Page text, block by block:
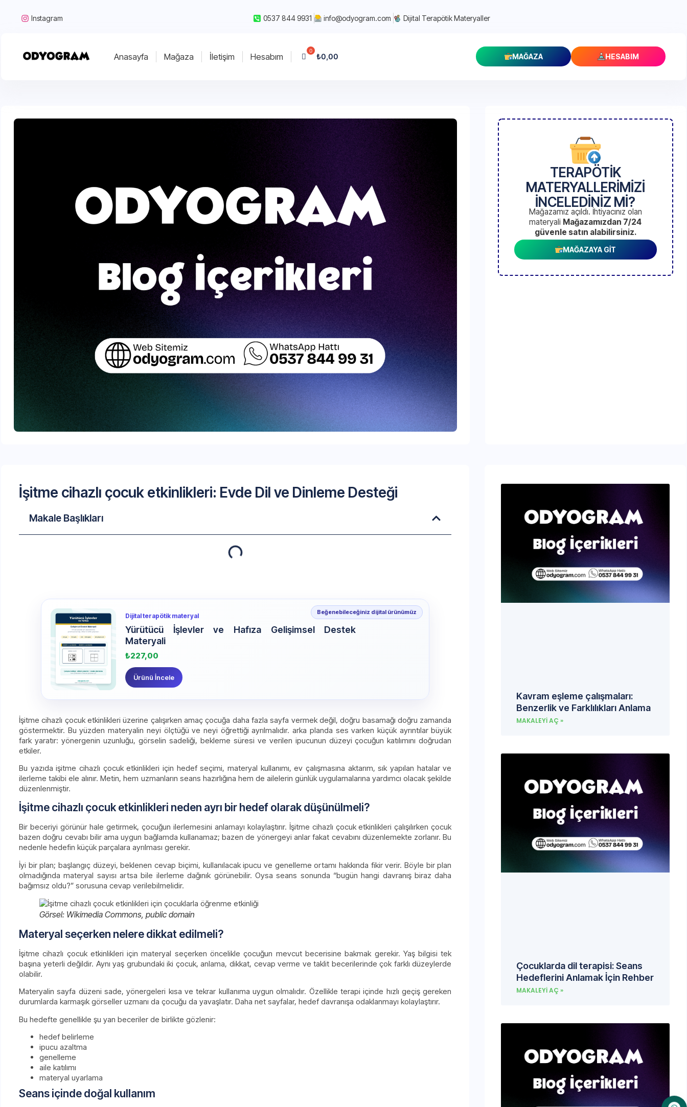
Instagram 0537 844 9931 info@odyogram.com Dijital Terapötik Materyaller
Anasayfa Mağaza İletişim Hesabım ₺0,00 MAĞAZA HESABIM
TERAPÖTİK
MATERYALLERİMİZİ
İNCELEDİNİZ Mİ?
Mağazamız açıldı. İhtiyacınız olan
materyali Mağazamızdan 7/24
güvenle satın alabilirsiniz.
MAĞAZAYA GİT
İşitme cihazlı çocuk etkinlikleri: Evde Dil ve Dinleme Desteği
Makale Başlıkları
Beğenebileceğiniz dijital ürünümüz
Dijital terapötik materyal
Yürütücü İşlevler ve Hafıza Gelişimsel Destek
Materyali
₺227,00
Ürünü İncele
İşitme cihazlı çocuk etkinlikleri üzerine çalışırken amaç çocuğa daha fazla sayfa vermek değil, doğru basamağı doğru zamanda
göstermektir. Bu yüzden materyalin neyi ölçtüğü ve neyi öğrettiği ayrılmalıdır. arka planda ses varken küçük ayrıntılar büyük
fark yaratır: yönergenin uzunluğu, görselin sadeliği, bekleme süresi ve verilen ipucunun düzeyi çocuğun katılımını doğrudan
etkiler.
Bu yazıda işitme cihazlı çocuk etkinlikleri için hedef seçimi, materyal kullanımı, ev çalışmasına aktarım, sık yapılan hatalar ve
ilerleme takibi ele alınır. Metin, hem uzmanların seans hazırlığına hem de ailelerin günlük uygulamalarına yardımcı olacak şekilde
düzenlenmiştir.
İşitme cihazlı çocuk etkinlikleri neden ayrı bir hedef olarak düşünülmeli?
Bir beceriyi görünür hale getirmek, çocuğun ilerlemesini anlamayı kolaylaştırır. İşitme cihazlı çocuk etkinlikleri çalışılırken çocuk
bazen doğru cevabı bilir ama uygun bağlamda kullanamaz; bazen de yönergeyi anlar fakat cevabını düzenlemekte zorlanır. Bu
nedenle hedefin küçük parçalara ayrılması gerekir.
İyi bir plan; başlangıç düzeyi, beklenen cevap biçimi, kullanılacak ipucu ve genelleme ortamı hakkında fikir verir. Böyle bir plan
olmadığında materyal sayısı artsa bile ilerleme dağınık görünebilir. Oysa seans sonunda “bugün hangi davranış biraz daha
bağımsız oldu?” sorusuna cevap verilebilmelidir.
Görsel: Wikimedia Commons, public domain
Materyal seçerken nelere dikkat edilmeli?
İşitme cihazlı çocuk etkinlikleri için materyal seçerken öncelikle çocuğun mevcut becerisine bakmak gerekir. Yaş bilgisi tek
başına yeterli değildir. Aynı yaş grubundaki iki çocuk, anlama, dikkat, cevap verme ve taklit becerilerinde çok farklı düzeylerde
olabilir.
Materyalin sayfa düzeni sade, yönergeleri kısa ve tekrar kullanıma uygun olmalıdır. Özellikle terapi içinde hızlı geçiş gereken
durumlarda karmaşık görseller uzmanı da çocuğu da yavaşlatır. Daha net sayfalar, hedef davranışa odaklanmayı kolaylaştırır.
Bu hedefte genellikle şu yan beceriler de birlikte gözlenir:
hedef belirleme
ipucu azaltma
genelleme
aile katılımı
materyal uyarlama
Seans içinde doğal kullanım
Kavram eşleme çalışmaları:
Benzerlik ve Farklılıkları Anlama
MAKALEYI AÇ »
Çocuklarda dil terapisi: Seans
Hedeflerini Anlamak İçin Rehber
MAKALEYI AÇ »